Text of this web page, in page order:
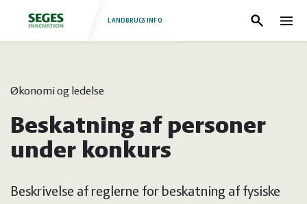
Fjerkræ
Grise
Heste
Jura
LANDBRUGSINFO Søg
Økonomi og ledelse
Beskatning af personer
under konkurs
Beskrivelse af reglerne for beskatning af fysiske